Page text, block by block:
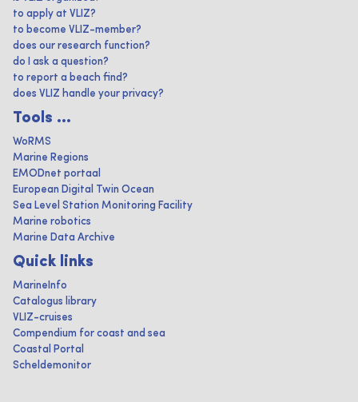
to apply at VLIZ?
to become VLIZ-member?
does our research function?
do I ask a question?
to report a beach find?
does VLIZ handle your privacy?
Tools ...
WoRMS
Marine Regions
EMODnet portaal
European Digital Twin Ocean
Sea Level Station Monitoring Facility
Marine robotics
Marine Data Archive
Quick links
MarineInfo
Catalogus library
VLIZ-cruises
Compendium for coast and sea
Coastal Portal
Scheldemonitor